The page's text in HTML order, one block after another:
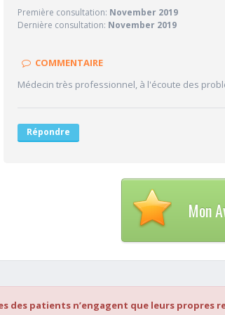
10/10 Confiance accordée
10/10 Clarté des informations médicales délivrées
Première consultation: November 2019
Dernière consultation: November 2019
COMMENTAIRE
Médecin très professionnel, à l'écoute des
Répondre
Mon
des patients n’engagent que leurs propres